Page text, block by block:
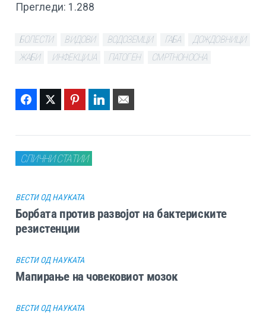
Прегледи: 1.288
БОЛЕСТИ ВИДОВИ ВОДОЗЕМЦИ ГАБА
ДОЖДОВНИЦИ
ЖАБИ
ИНФЕКЦИЈА ПАТОГЕН СМРТНОНОСНА
FacebookTwitter PinterestLinkedIn
СЛИЧНИ СТАТИИ
ВЕСТИ ОД НАУКАТА
Борбата против развојот на бактериските
резистенции
ВЕСТИ ОД НАУКАТА
Mапирање на човековиот мозок
ВЕСТИ ОД НАУКАТА